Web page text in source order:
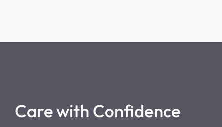
Care with Confidence